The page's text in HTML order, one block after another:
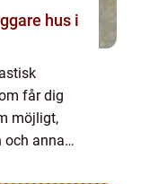
får dig
möjligt,
och annan